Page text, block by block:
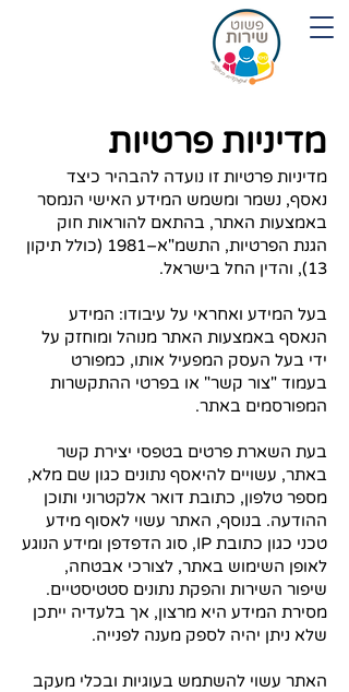
מדיניות פרטיות
מדיניות פרטיות זו נועדה להבהיר כיצד
נאסף, נשמר ומשמש המידע האישי הנמסר
באמצעות האתר, בהתאם להוראות חוק
הגנת הפרטיות, התשמ"א–1981 (כולל תיקון
13), והדין החל בישראל.
בעל המידע ואחראי על עיבודו: המידע
הנאסף באמצעות האתר מנוהל ומוחזק על
ידי בעל העסק המפעיל אותו, כמפורט
בעמוד "צור קשר" או בפרטי ההתקשרות
המפורסמים באתר.
בעת השארת פרטים בטפסי יצירת קשר
באתר, עשויים להיאסף נתונים כגון שם מלא,
מספר טלפון, כתובת דואר אלקטרוני ותוכן
ההודעה. בנוסף, האתר עשוי לאסוף מידע
טכני כגון כתובת IP, סוג הדפדפן ומידע הנוגע
לאופן השימוש באתר, לצורכי אבטחה,
שיפור השירות והפקת נתונים סטטיסטיים.
מסירת המידע היא מרצון, אך בלעדיה ייתכן
שלא ניתן יהיה לספק מענה לפנייה.
האתר עשוי להשתמש בעוגיות ובכלי מעקב